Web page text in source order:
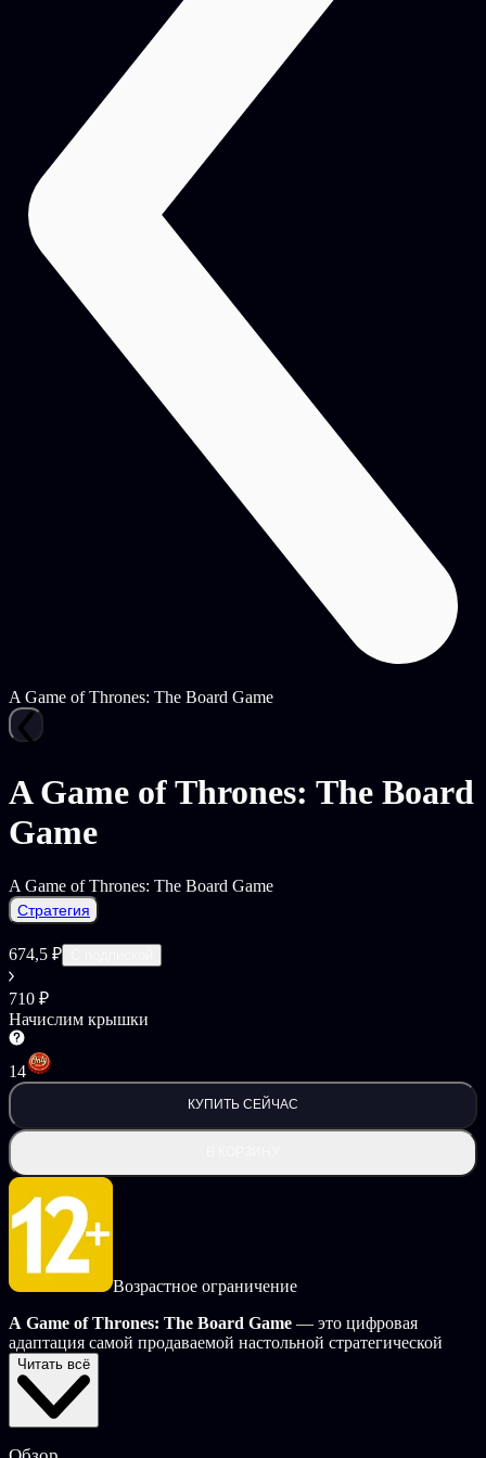
A Game of Thrones: The Board Game
A Game of Thrones: The Board
Game
A Game of Thrones: The Board Game
Стратегия
674,5 ₽
710 ₽
Начислим крышки
14
КУПИТЬ СЕЙЧАС
Возрастное ограничение
A Game of Thrones: The Board Game — это цифровая
адаптация самой продаваемой настольной стратегической
игры от Fantasy Flight Games.
распространяют свое влияние по всему Вестеросу
посредством сочетания стратегического планирования,
мастерской дипломатии и военной мощи.
Читать всё